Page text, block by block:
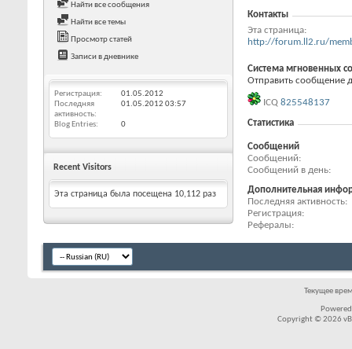
Найти все сообщения
Найти все темы
Просмотр статей
Записи в дневнике
Регистрация
01.05.2012
Последняя
активность
01.05.2012 03:57
Blog Entries 0
Recent Visitors
Эта страница была посещена 10,112 раз
Контакты
Эта страница
http://forum.ll2.ru/
Система мгновенных
Отправить сообщение
ICQ 825548137
Статистика
Сообщений
Сообщений
Сообщений в день
Дополнительная
Последняя активность
Регистрация
Рефералы
Текущее
Copyright © 2026